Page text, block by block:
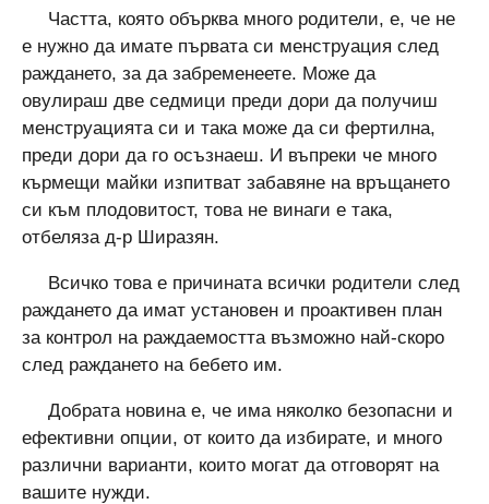
Частта, която обърква много родители, е, че не
е нужно да имате първата си менструация след
раждането, за да забременеете. Може да
овулираш две седмици преди дори да получиш
менструацията си и така може да си фертилна,
преди дори да го осъзнаеш. И въпреки че много
кърмещи майки изпитват забавяне на връщането
си към плодовитост, това не винаги е така,
отбеляза д-р Ширазян.
Всичко това е причината всички родители след
раждането да имат установен и проактивен план
за контрол на раждаемостта възможно най-скоро
след раждането на бебето им.
Добрата новина е, че има няколко безопасни и
ефективни опции, от които да избирате, и много
различни варианти, които могат да отговорят на
вашите нужди.